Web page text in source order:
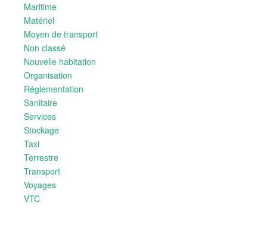
Maritime
Matériel
Moyen de transport
Non classé
Nouvelle habitation
Organisation
Réglementation
Sanitaire
Services
Stockage
Taxi
Terrestre
Transport
Voyages
VTC